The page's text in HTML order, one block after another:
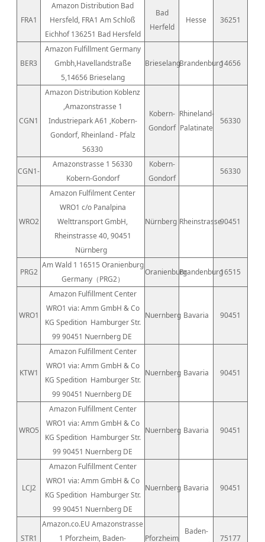
FRA1
Amazon Distribution Bad
Hersfeld, FRA1 Am Schloß
Eichhof 136251 Bad Hersfeld
Bad
Herfeld
Hesse 36251
BER3
Amazon Fulfillment Germany
Gmbh,Havellandstraße
5,14656 Brieselang
BrieselangBrandenburg14656
CGN1
Amazon Distribution Koblenz
,Amazonstrasse 1
Industriepark A61 ,Kobern-
Gondorf, Rheinland - Pfalz
56330
Kobern-
Gondorf
Rhineland-
Palatinate
56330
CGN1-
Amazonstrasse 1 56330
Kobern-Gondorf
Kobern-
Gondorf
56330
WRO2
Amazon Fulfilment Center
WRO1 c/o Panalpina
Welttransport GmbH,
Rheinstrasse 40, 90451
Nürnberg
Nürnberg Rheinstrasse90451
PRG2
Am Wald 1 16515 Oranienburg
Germany（PRG2）
OranienburgBrandenburg16515
WRO1
Amazon Fulfillment Center
WRO1 via: Amm GmbH & Co
KG Spedition Hamburger Str.
99 90451 Nuernberg DE
Nuernberg Bavaria 90451
KTW1
Amazon Fulfillment Center
WRO1 via: Amm GmbH & Co
KG Spedition Hamburger Str.
99 90451 Nuernberg DE
Nuernberg Bavaria 90451
WRO5
Amazon Fulfillment Center
WRO1 via: Amm GmbH & Co
KG Spedition Hamburger Str.
99 90451 Nuernberg DE
Nuernberg Bavaria 90451
LCJ2
Amazon Fulfillment Center
WRO1 via: Amm GmbH & Co
KG Spedition Hamburger Str.
99 90451 Nuernberg DE
Nuernberg Bavaria 90451
STR1
Amazon.co.EU Amazonstrasse
1 Pforzheim, Baden-
Pforzheim
Baden-
75177